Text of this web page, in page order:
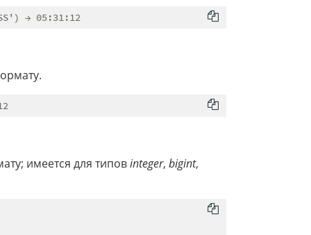
имеется для типовinteger, bigint,